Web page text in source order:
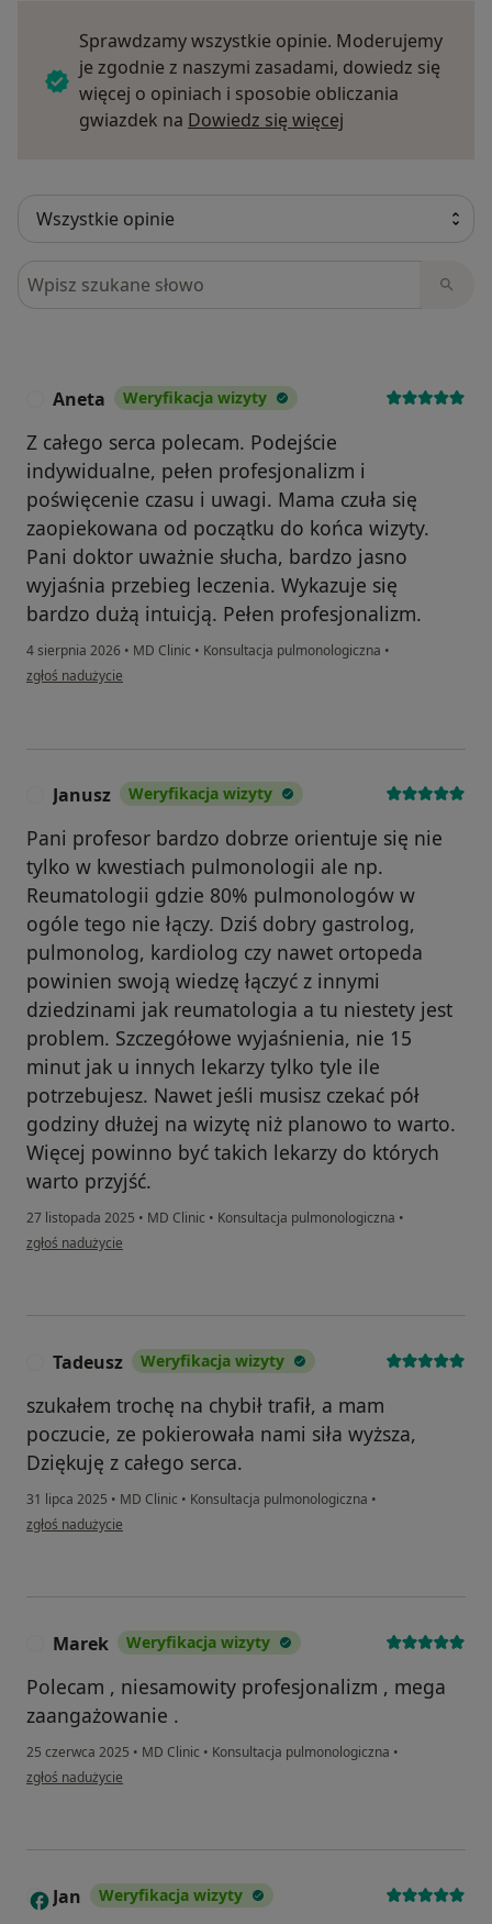
Sprawdzamy wszystkie opinie. Moderujemy
je zgodnie z naszymi zasadami, dowiedz się
więcej o opiniach i sposobie obliczania
gwiazdek na Dowiedz się więcej
Szukaj w opiniach
Aneta Weryfikacja wizyty
Z całego serca polecam. Podejście
indywidualne, pełen profesjonalizm i
poświęcenie czasu i uwagi. Mama czuła się
zaopiekowana od początku do końca wizyty.
Pani doktor uważnie słucha, bardzo jasno
wyjaśnia przebieg leczenia. Wykazuje się
bardzo dużą intuicją. Pełen profesjonalizm.
4 sierpnia 2026 • MD Clinic • Konsultacja pulmonologiczna •
w opinii użytkownika Aneta
zgłoś nadużycie
Janusz Weryfikacja wizyty
Pani profesor bardzo dobrze orientuje się nie
tylko w kwestiach pulmonologii ale np.
Reumatologii gdzie 80% pulmonologów w
ogóle tego nie łączy. Dziś dobry gastrolog,
pulmonolog, kardiolog czy nawet ortopeda
powinien swoją wiedzę łączyć z innymi
dziedzinami jak reumatologia a tu niestety jest
problem. Szczegółowe wyjaśnienia, nie 15
minut jak u innych lekarzy tylko tyle ile
potrzebujesz. Nawet jeśli musisz czekać pół
godziny dłużej na wizytę niż planowo to warto.
Więcej powinno być takich lekarzy do których
warto przyjść.
27 listopada 2025 • MD Clinic • Konsultacja pulmonologiczna •
w opinii użytkownika Janusz
zgłoś nadużycie
Tadeusz Weryfikacja wizyty
szukałem trochę na chybił trafił, a mam
poczucie, ze pokierowała nami siła wyższa,
Dziękuję z całego serca.
31 lipca 2025 • MD Clinic • Konsultacja pulmonologiczna •
w opinii użytkownika Tadeusz
zgłoś nadużycie
Marek Weryfikacja wizyty
Polecam , niesamowity profesjonalizm , mega
zaangażowanie .
25 czerwca 2025 • MD Clinic • Konsultacja pulmonologiczna •
w opinii użytkownika Marek
zgłoś nadużycie
J Jan Weryfikacja wizyty